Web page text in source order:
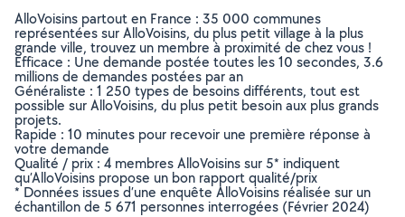
AlloVoisins partout en France : 35 000 communes
représentées sur AlloVoisins, du plus petit village à la plus
grande ville, trouvez un membre à proximité de chez vous !
Efficace : Une demande postée toutes les 10 secondes, 3.6
millions de demandes postées par an
Généraliste : 1 250 types de besoins différents, tout est
possible sur AlloVoisins, du plus petit besoin aux plus grands
projets.
Rapide : 10 minutes pour recevoir une première réponse à
votre demande
Qualité / prix : 4 membres AlloVoisins sur 5* indiquent
qu’AlloVoisins propose un bon rapport qualité/prix
* Données issues d’une enquête AlloVoisins réalisée sur un
échantillon de 5 671 personnes interrogées (Février 2024)